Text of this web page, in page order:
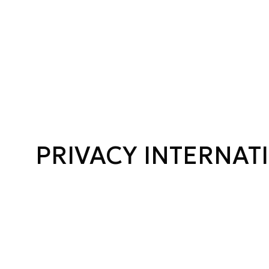
PRIVACY